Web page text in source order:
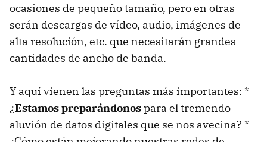
ocasiones de pequeño tamaño, pero en otras
serán descargas de vídeo, audio, imágenes de
alta resolución, etc. que necesitarán grandes
cantidades de ancho de banda.
Y aquí vienen las preguntas más importantes: *
¿Estamos preparándonospara el tremendo
aluvión de datos digitales que se nos avecina? *